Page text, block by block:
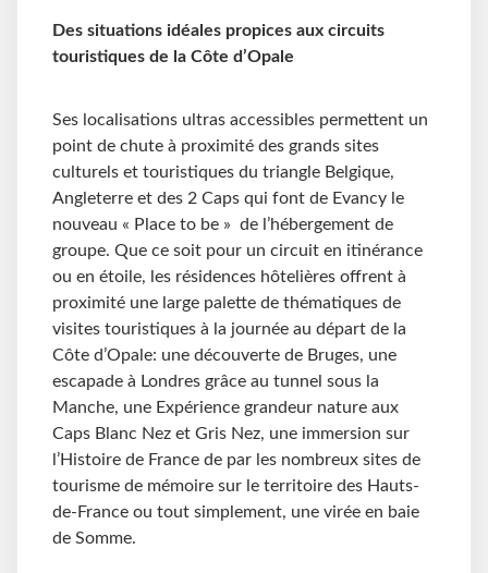
Des situations idéales propices aux circuits
touristiques de la Côte d’Opale
Ses localisations ultras accessibles permettent un
point de chute à proximité des grands sites
culturels et touristiques du triangle Belgique,
Angleterre et des 2 Caps qui font de Evancy le
nouveau « Place to be » de l’hébergement de
groupe. Que ce soit pour un circuit en itinérance
ou en étoile, les résidences hôtelières offrent à
proximité une large palette de thématiques de
visites touristiques à la journée au départ de la
Côte d’Opale: une découverte de Bruges, une
escapade à Londres grâce au tunnel sous la
Manche, une Expérience grandeur nature aux
Caps Blanc Nez et Gris Nez, une immersion sur
l’Histoire de France de par les nombreux sites de
tourisme de mémoire sur le territoire des Hauts-
de-France ou tout simplement, une virée en baie
de Somme.